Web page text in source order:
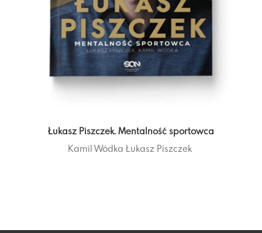
Łukasz Piszczek. Mentalność sportowca
Kamil Wódka Łukasz Piszczek